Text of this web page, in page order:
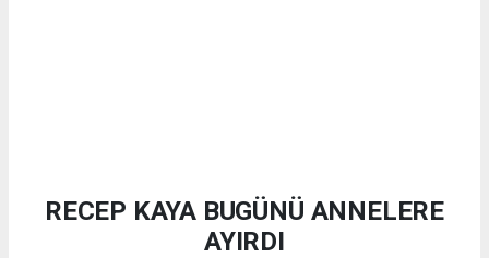
RECEP KAYA BUGÜNÜ ANNELERE
AYIRDI